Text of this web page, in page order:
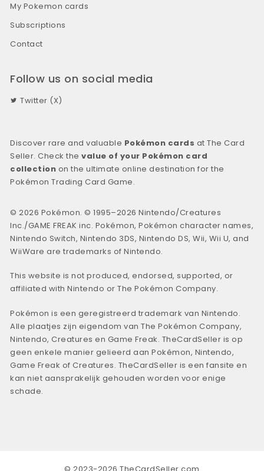
My Pokemon cards
Subscriptions
Contact
Follow us on social media
Twitter (X)
Discover rare and valuable Pokémon cards at The Card
Seller. Check thevalue of your Pokémon card
collection on the ultimate online destination for the
Pokémon Trading Card Game.
© 2026 Pokémon. © 1995–2026 Nintendo/Creatures
Inc./GAME FREAK inc. Pokémon, Pokémon character names,
Nintendo Switch, Nintendo 3DS, Nintendo DS, Wii, Wii U, and
WiiWare are trademarks of Nintendo.
This website is not produced, endorsed, supported, or
affiliated with Nintendo or The Pokémon Company.
Pokémon is een geregistreerd trademark van Nintendo.
Alle plaatjes zijn eigendom van The Pokémon Company,
Nintendo, Creatures en Game Freak. TheCardSeller is op
geen enkele manier gelieerd aan Pokémon, Nintendo,
Game Freak of Creatures. TheCardSeller is een fansite en
kan niet aansprakelijk gehouden worden voor enige
schade.
© 2023-2026 TheCardSeller.com